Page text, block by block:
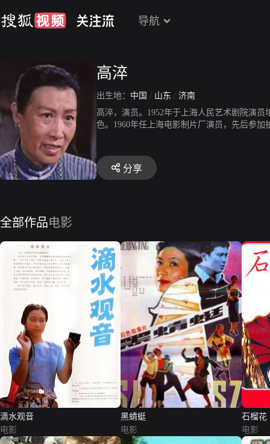
导航
高淬
出生地： 中国 / 山东 / 济南
高淬，演员。1952年于上海人民艺术剧院演
色。1960年任上海电影制片厂演员，先后参
分享
全部作品电影
滴水观音
电影
黑蜻蜓
电影
石榴花
电影